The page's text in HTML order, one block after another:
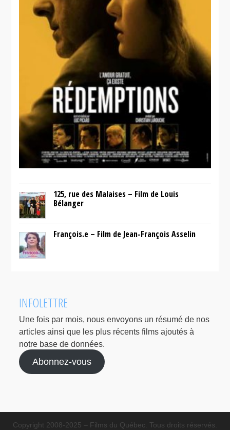
125, rue des Malaises – Film de Louis
Bélanger
François.e – Film de Jean-François Asselin
INFOLETTRE
Une fois par mois, nous envoyons un résumé de nos
articles ainsi que les plus récents films ajoutés à
notre base de données.
Abonnez-vous
Copyright 2008-2025 – Films du Québec. Tous droits réservés.